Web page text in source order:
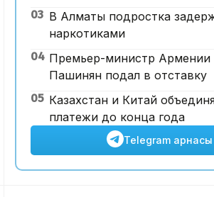
03 В Алматы подростка
наркотиками
04 Премьер-министр Армении
Пашинян подал в отставку
05 Казахстан и Китай
платежи до конца года
Telegram арнасы